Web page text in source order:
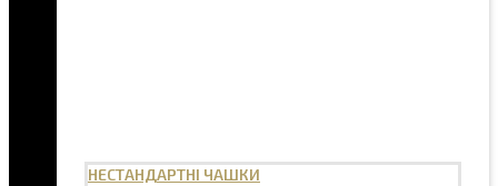
НЕСТАНДАРТНІ ЧАШКИ